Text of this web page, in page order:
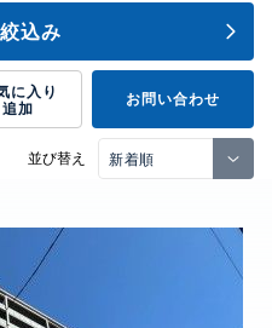
込み
に入り
追加
お問い合わせ
並び替え